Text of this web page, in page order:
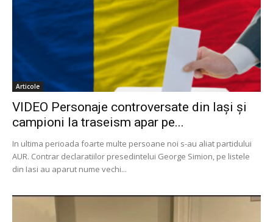
Articole
VIDEO Personaje controversate din Iași și
campioni la traseism apar pe...
In ultima perioada foarte multe persoane noi s-au aliat partidului
AUR. Contrar declaratiilor presedintelui George Simion, pe listele
din Iasi au aparut nume vechi...